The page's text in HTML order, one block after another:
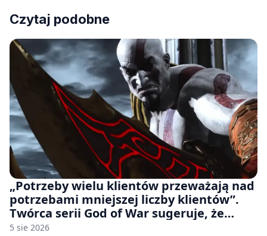
Czytaj podobne
„Potrzeby wielu klientów przeważają nad
potrzebami mniejszej liczby klientów”.
Twórca serii God of War sugeruje, że
rozumie, dlaczego Sony rezygnuje z gier
5 sie 2026